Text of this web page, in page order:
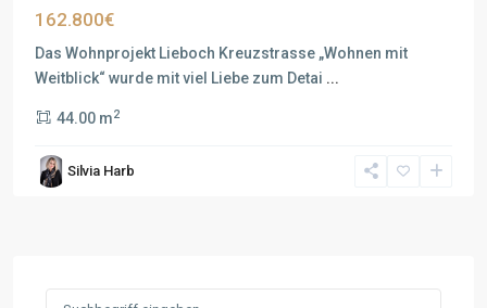
162.800€
Das Wohnprojekt Lieboch Kreuzstrasse „Wohnen mit
Weitblick“ wurde mit viel Liebe zum Detai ...
44.00 m2
Silvia Harb